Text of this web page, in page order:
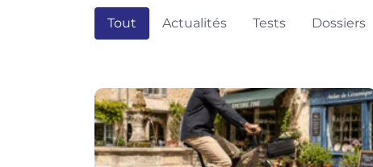
Tout Actualités Tests Dossiers